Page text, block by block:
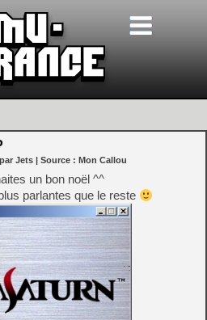
par Jets | Source : Mon Callou
un bon noël ^^
parlantes que le reste